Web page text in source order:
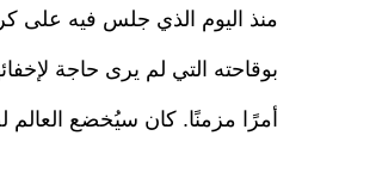
منذ اليوم الذي جلس فيه على
بوقاحته التي لم يرى حاجة
أمرًا مزمنًا. كان سيُخضع العالم